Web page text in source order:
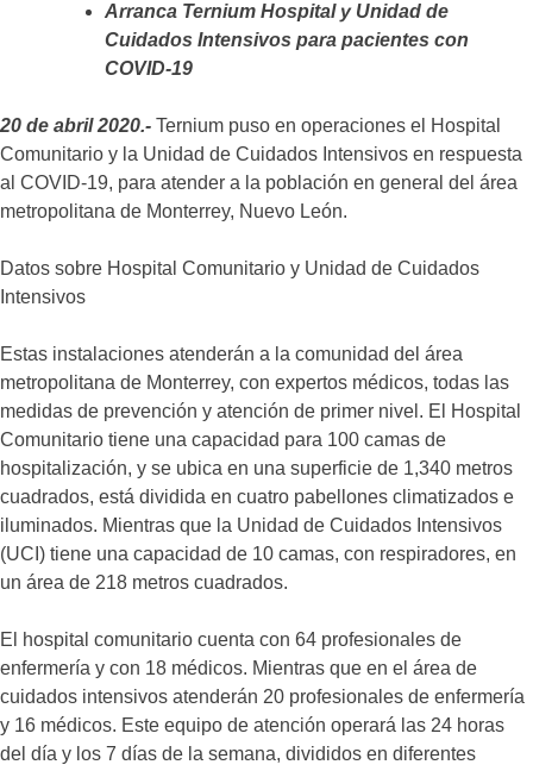
Arranca Ternium Hospital y Unidad de
Cuidados Intensivos para pacientes con
COVID-19
20 de abril 2020.- Ternium puso en operaciones el Hospital
Comunitario y la Unidad de Cuidados Intensivos en respuesta
al COVID-19, para atender a la población en general del área
metropolitana de Monterrey, Nuevo León.
Datos sobre Hospital Comunitario y Unidad de Cuidados
Intensivos
Estas instalaciones atenderán a la comunidad del área
metropolitana de Monterrey, con expertos médicos, todas las
medidas de prevención y atención de primer nivel. El Hospital
Comunitario tiene una capacidad para 100 camas de
hospitalización, y se ubica en una superficie de 1,340 metros
cuadrados, está dividida en cuatro pabellones climatizados e
iluminados. Mientras que la Unidad de Cuidados Intensivos
(UCI) tiene una capacidad de 10 camas, con respiradores, en
un área de 218 metros cuadrados.
El hospital comunitario cuenta con 64 profesionales de
enfermería y con 18 médicos. Mientras que en el área de
cuidados intensivos atenderán 20 profesionales de enfermería
y 16 médicos. Este equipo de atención operará las 24 horas
del día y los 7 días de la semana, divididos en diferentes